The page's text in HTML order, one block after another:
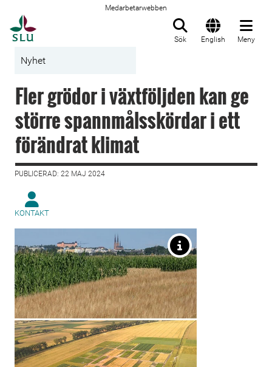
Medarbetarwebben
Sök English Meny
Nyhet
Fler grödor i växtföljden kan ge
större spannmålsskördar i ett
förändrat klimat
PUBLICERAD: 22 MAJ 2024
KONTAKT